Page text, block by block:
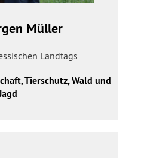
Müller
Landtags
Tierschutz, Wald und